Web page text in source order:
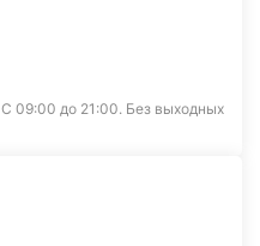
С 09:00 до 21:00. Без выходных